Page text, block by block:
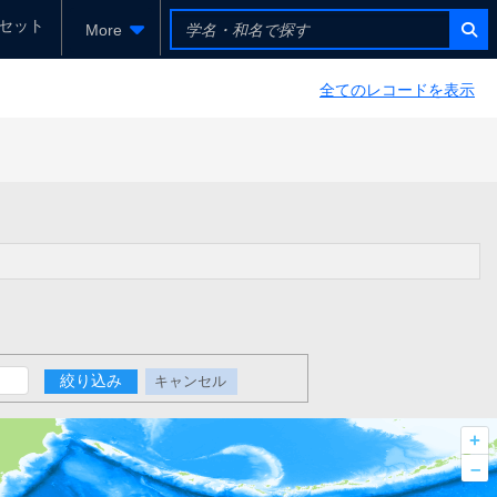
ット More
全てのレコードを表示
絞り込み キャンセル
+
–